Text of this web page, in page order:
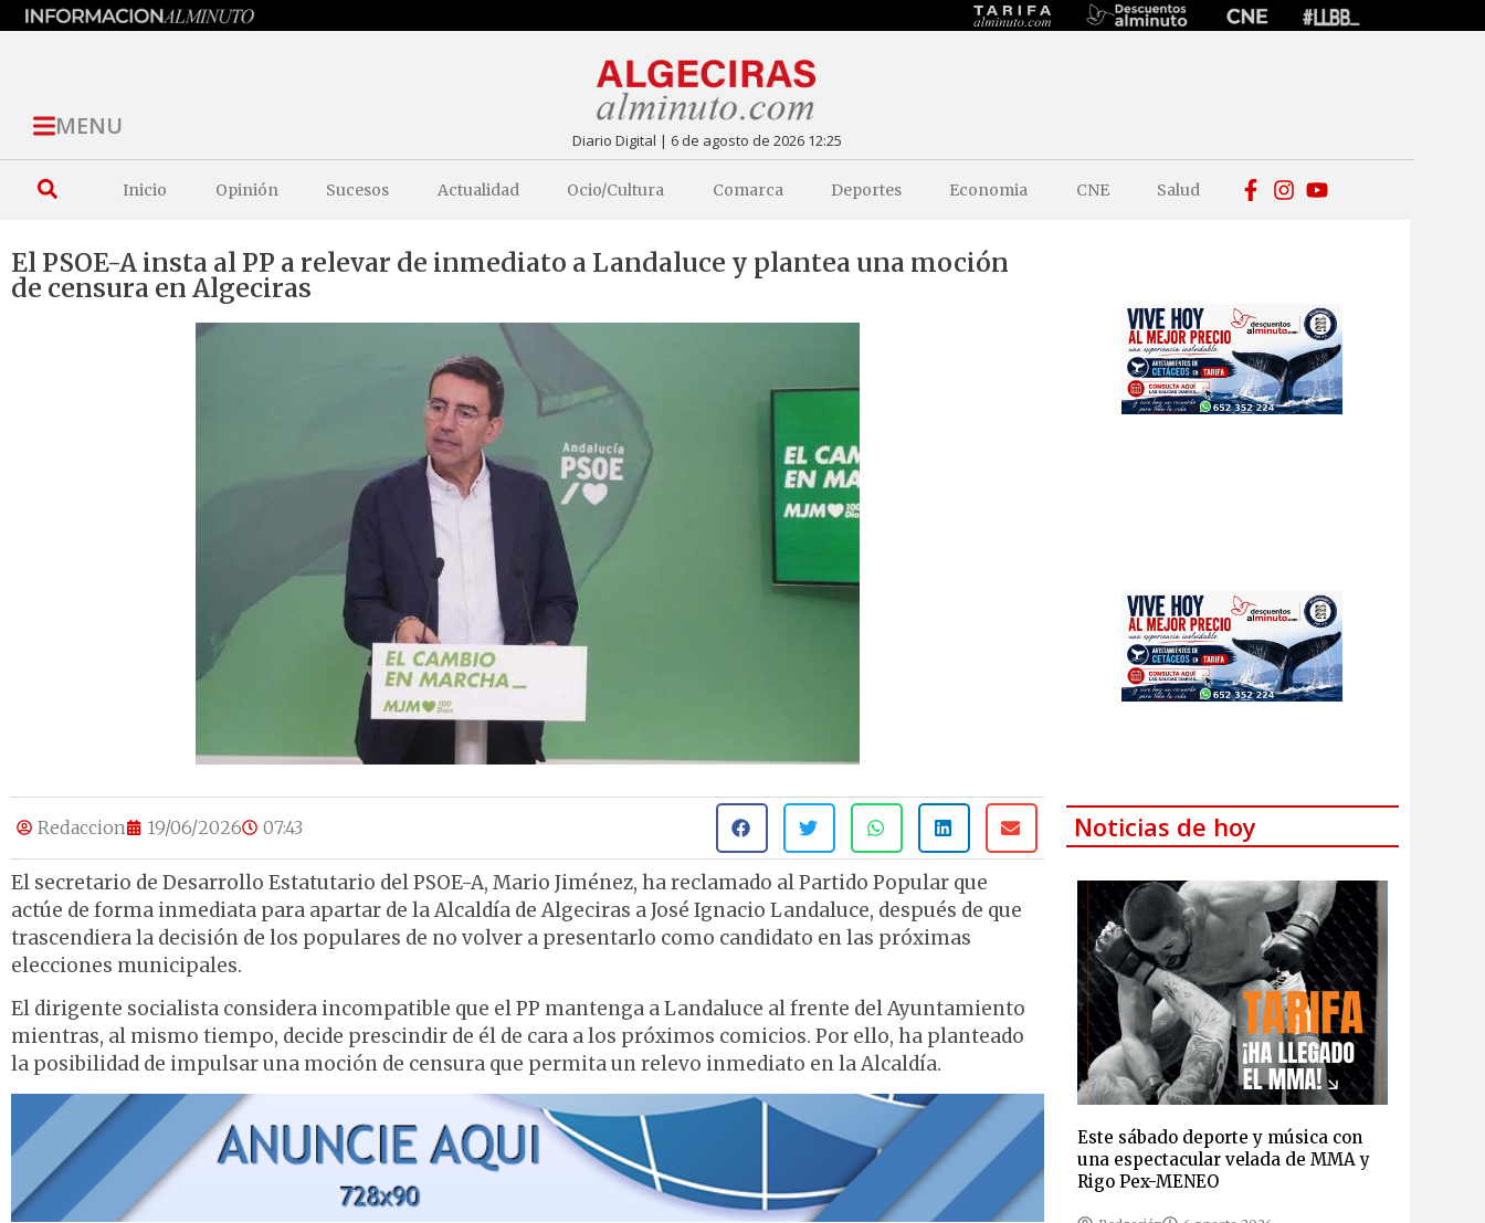
MENU Diario Digital | 6 de agosto de 2026 12:25
Inicio Opinión Sucesos Actualidad Ocio/Cultura Comarca Deportes Economia CNE Salud
El PSOE-A insta al PP a relevar de inmediato a Landaluce y plantea una moción
de censura en Algeciras
Redaccion 19/06/2026 07:43
El secretario de Desarrollo Estatutario del PSOE-A, Mario Jiménez, ha reclamado al Partido Popular que
actúe de forma inmediata para apartar de la Alcaldía de Algeciras a José Ignacio Landaluce, después de que
trascendiera la decisión de los populares de no volver a presentarlo como candidato en las próximas
elecciones municipales.
El dirigente socialista considera incompatible que el PP mantenga a Landaluce al frente del Ayuntamiento
mientras, al mismo tiempo, decide prescindir de él de cara a los próximos comicios. Por ello, ha planteado
la posibilidad de impulsar una moción de censura que permita un relevo inmediato en la Alcaldía.
Noticias de hoy
Este sábado deporte y música con
una espectacular velada de MMA y
Rigo Pex-MENEO